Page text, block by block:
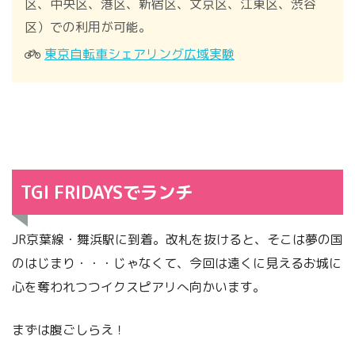
区、中央区、港区、新宿区、文京区、江東区、渋谷
区）での利用が可能。
東京自転車シェアリング広域実験
TGI FRIDAYSでランチ
JR京葉線・舞浜駅に到着。改札を抜けると、そこは夢の国
のはじまり・・・じゃなくて、今回は遠くに見えるお城に
心を奪われつつイクスピアリへ向かいます。
まずは腹ごしらえ！